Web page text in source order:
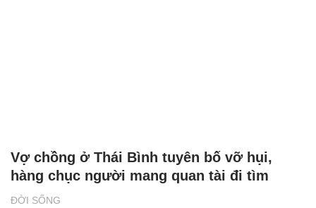
ĐỜI SỐNG
Vợ chồng ở Thái Bình tuyên bố vỡ hụi,
hàng chục người mang quan tài đi tìm